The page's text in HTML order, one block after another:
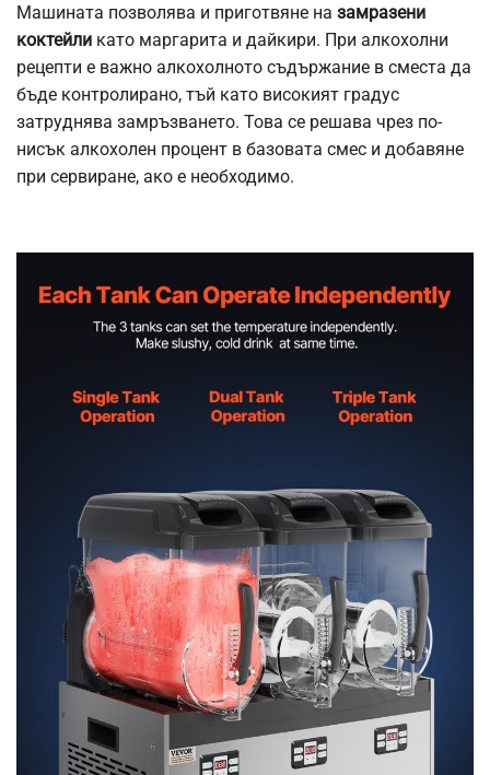
Машината позволява и приготвяне на замразени
коктейли като маргарита и дайкири. При алкохолни
рецепти е важно алкохолното съдържание в сместа да
бъде контролирано, тъй като високият градус
затруднява замръзването. Това се решава чрез по-
нисък алкохолен процент в базовата смес и добавяне
при сервиране, ако е необходимо.